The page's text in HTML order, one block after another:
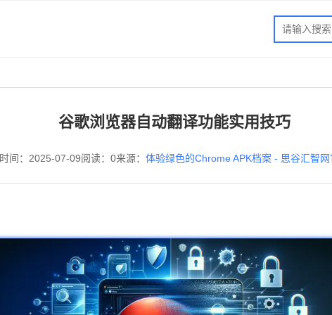
谷歌浏览器自动翻译功能实用技巧
时间：2025-07-09阅读：0来源： 体验绿色的Chrome APK档案 - 思谷汇智网